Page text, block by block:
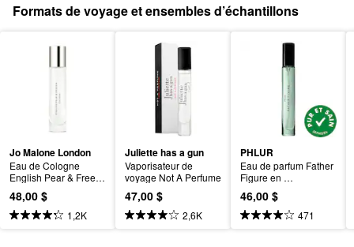
Formats de voyage et ensembles d’échantillons
Jo Malone London
Eau de Cologne
English Pear & Freesi
a avec rose en
vaporisateur de
voyage
48,00 $
1,2K
Juliette has a gun
Vaporisateur de
voyage Not A Perfume
47,00 $
2,6K
PHLUR
Eau de parfum Father
Figure en
vaporisateur de
voyage
46,00 $
471